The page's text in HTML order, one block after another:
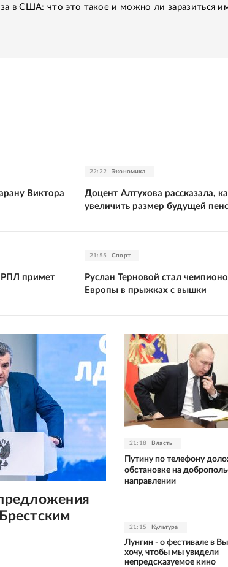
в США: что это такое и можно ли заразиться
Виктора
22:22 Экономика
Доцент Алтухова рассказала,
увеличить размер будущей
РПЛ примет
21:55 Спорт
Руслан Терновой стал
Европы в прыжках с вышки
21:18 Власть
Путину по телефону
обстановке на
направлении
21:15 Культура
Лунгин - о фестивале в
хочу, чтобы мы увидели
непредсказуемое кино